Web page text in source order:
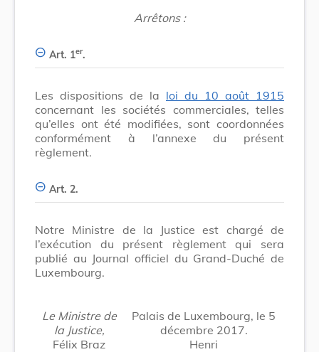
Arrêtons :
Art. 1er.
Les dispositions de la loi du 10 août 1915
concernant les sociétés commerciales, telles
qu’elles ont été modifiées, sont coordonnées
conformément à l’annexe du présent
règlement.
Art. 2.
Notre Ministre de la Justice est chargé de
l’exécution du présent règlement qui sera
publié au Journal officiel du Grand-Duché de
Luxembourg.
Le Ministre de
la Justice,
Félix Braz
Palais de Luxembourg, le 5
décembre 2017.
Henri